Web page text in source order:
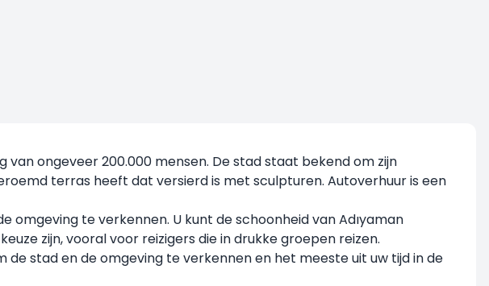
van ongeveer 200.000 mensen. De stad staat bekend om zijn
terras heeft dat versierd is met sculpturen. Autoverhuur is een
omgeving te verkennen. U kunt de schoonheid van Adıyaman
zijn, vooral voor reizigers die in drukke groepen reizen.
de stad en de omgeving te verkennen en het meeste uit uw tijd in de